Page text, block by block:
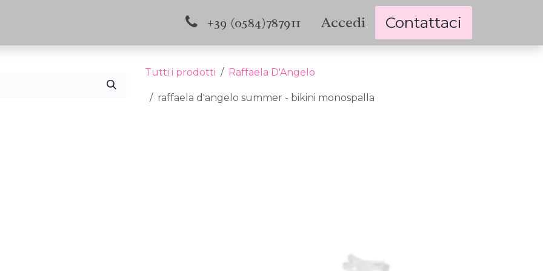
Contattaci +39 (0584)787911 Accedi Contattaci
Tutti i prodotti Raffaela D'Angelo
raffaela d'angelo summer - bikini monospalla